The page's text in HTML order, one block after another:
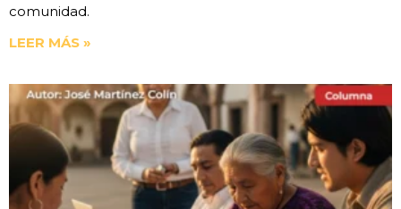
comunidad.
LEER MÁS »